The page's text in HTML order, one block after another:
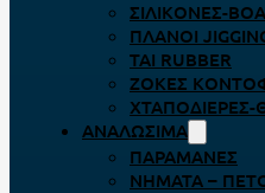
ΣΙΛΙΚΌΝΕΣ-
ΠΛΆΝΟΙ
TAI RUBBER
ΖΌΚΕΣ
ΧΤΑΠΟΔΙΈΡΕΣ-
ΑΝΑΛΏΣΙΜΑ
ΠΑΡΑΜΆΝΕΣ
ΝΉΜΑΤΑ –